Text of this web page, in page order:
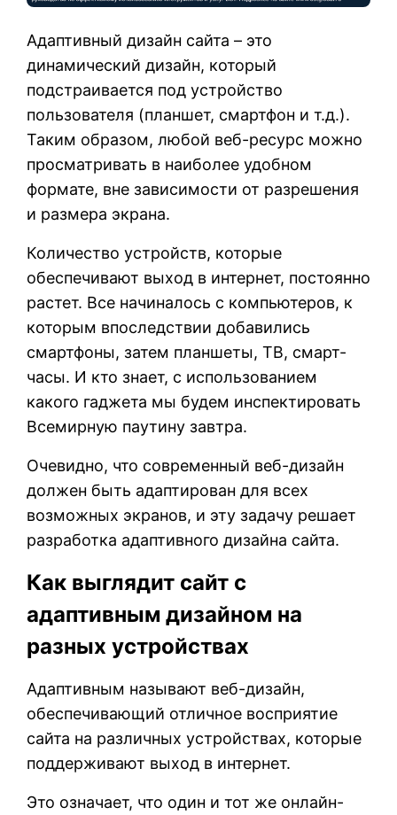
Адаптивный дизайн сайта – это
динамический дизайн, который
подстраивается под устройство
пользователя (планшет, смартфон и т.д.).
Таким образом, любой веб-ресурс можно
просматривать в наиболее удобном
формате, вне зависимости от разрешения
и размера экрана.
Количество устройств, которые
обеспечивают выход в интернет, постоянно
растет. Все начиналось с компьютеров, к
которым впоследствии добавились
смартфоны, затем планшеты, ТВ, смарт-
часы. И кто знает, с использованием
какого гаджета мы будем инспектировать
Всемирную паутину завтра.
Очевидно, что современный веб-дизайн
должен быть адаптирован для всех
возможных экранов, и эту задачу решает
разработка адаптивного дизайна сайта.
Как выглядит сайт с
адаптивным дизайном на
разных устройствах
Адаптивным называют веб-дизайн,
обеспечивающий отличное восприятие
сайта на различных устройствах, которые
поддерживают выход в интернет.
Это означает, что один и тот же онлайн-